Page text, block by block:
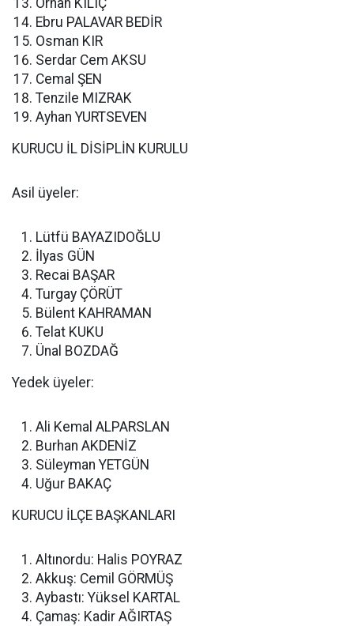
Orhan KILIÇ
Ebru PALAVAR BEDİR
Osman KIR
Serdar Cem AKSU
Cemal ŞEN
Tenzile MIZRAK
Ayhan YURTSEVEN
KURUCU İL DİSİPLİN KURULU
Asil üyeler:
Lütfü BAYAZIDOĞLU
İlyas GÜN
Recai BAŞAR
Turgay ÇÖRÜT
Bülent KAHRAMAN
Telat KUKU
Ünal BOZDAĞ
Yedek üyeler:
Ali Kemal ALPARSLAN
Burhan AKDENİZ
Süleyman YETGÜN
Uğur BAKAÇ
KURUCU İLÇE BAŞKANLARI
Altınordu: Halis POYRAZ
Akkuş: Cemil GÖRMÜŞ
Aybastı: Yüksel KARTAL
Çamaş: Kadir AĞIRTAŞ